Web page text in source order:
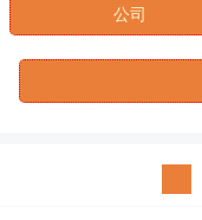
公司